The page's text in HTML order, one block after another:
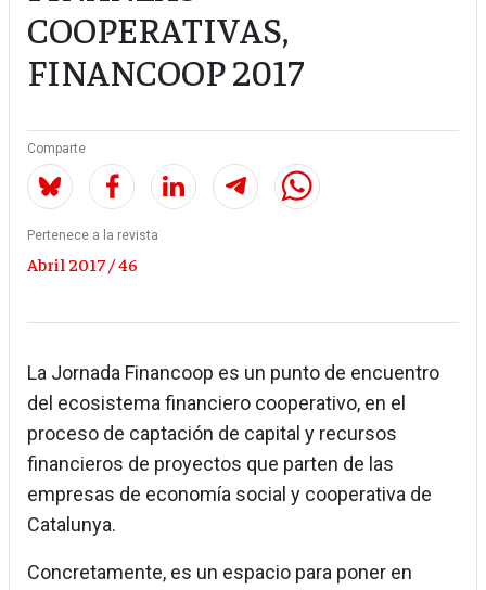
COOPERATIVAS,
FINANCOOP 2017
Comparte
Pertenece a la revista
Abril 2017 / 46
La Jornada Financoop es un punto de encuentro
del ecosistema financiero cooperativo, en el
proceso de captación de capital y recursos
financieros de proyectos que parten de las
empresas de economía social y cooperativa de
Catalunya.
Concretamente, es un espacio para poner en